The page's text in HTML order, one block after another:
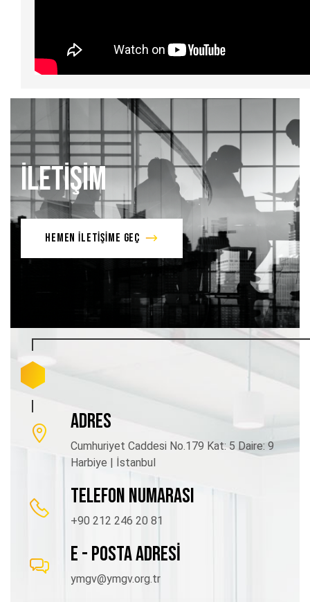
İLETİŞİM
HEMEN İLETİŞİME GEÇ
ADRES
Cumhuriyet Caddesi No.179 Kat: 5 Daire: 9
Harbiye | İstanbul
TELEFON NUMARASI
+90 212 246 20 81
E - POSTA ADRESİ
ymgv@ymgv.org.tr